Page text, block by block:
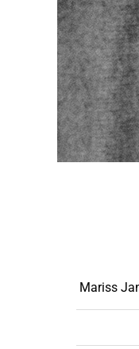
Mariss